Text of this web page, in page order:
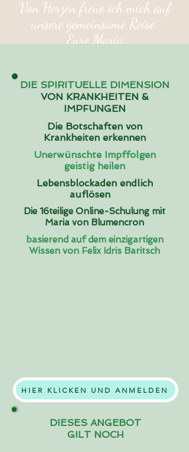
Von Herzen freue ich mich auf
unsere gemeinsame Reise.
Eure Maria
DIE SPIRITUELLE DIMENSION
VON KRANKHEITEN &
IMPFUNGEN
Die Botschaften von
Krankheiten erkennen
Unerwünschte Impffolgen
geistig heilen
Lebensblockaden endlich
auflösen
Die 16teilige Online-Schulung mit
Maria von Blumencron
basierend auf dem einzigartigen
Wissen von Felix Idris Baritsch
HIER KLICKEN UND ANMELDEN
DIESES ANGEBOT
GILT NOCH